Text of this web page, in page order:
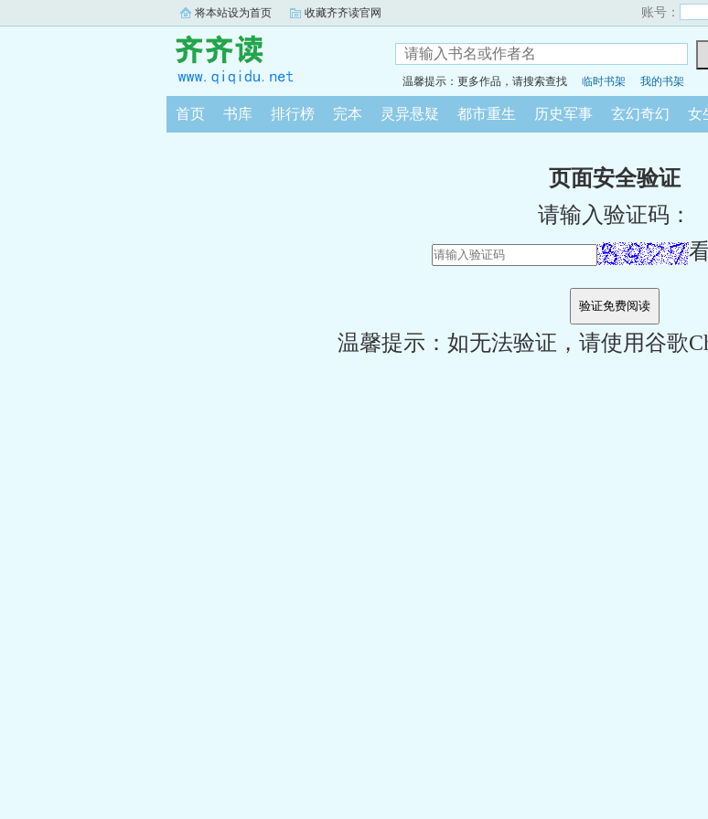
将本站设为首页 收藏齐齐读官网 账号：
温馨提示：更多作品，请搜索查找 临时书架 我的书架
首页 书库 排行榜 完本 灵异悬疑 都市重生 历史军事 玄幻奇幻 女
页面安全验证
请输入验证码：
温馨提示：如无法验证，请使用谷歌